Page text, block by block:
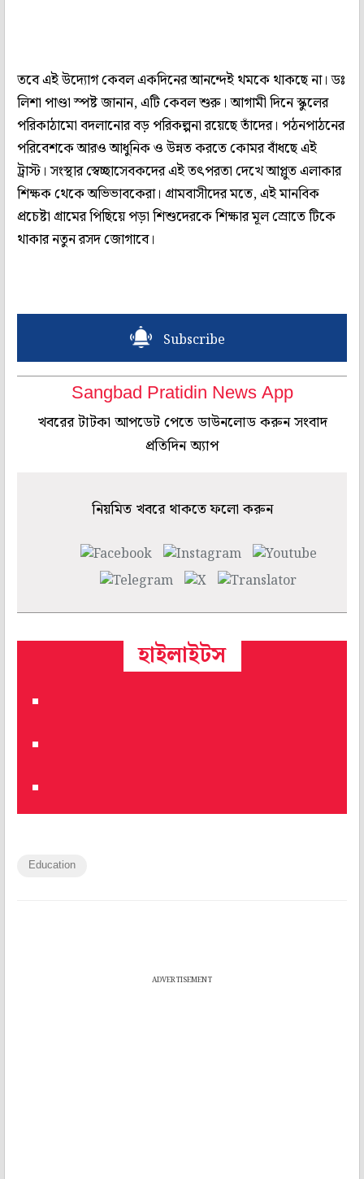
তবে এই উদ্যোগ কেবল একদিনের আনন্দেই থমকে থাকছে না। ডঃ
লিশা পাণ্ডা স্পষ্ট জানান, এটি কেবল শুরু। আগামী দিনে স্কুলের
পরিকাঠামো বদলানোর বড় পরিকল্পনা রয়েছে তাঁদের। পঠনপাঠনের
পরিবেশকে আরও আধুনিক ও উন্নত করতে কোমর বাঁধছে এই
ট্রাস্ট। সংস্থার স্বেচ্ছাসেবকদের এই তৎপরতা দেখে আপ্লুত এলাকার
শিক্ষক থেকে অভিভাবকেরা। গ্রামবাসীদের মতে, এই মানবিক
প্রচেষ্টা গ্রামের পিছিয়ে পড়া শিশুদেরকে শিক্ষার মূল স্রোতে টিকে
থাকার নতুন রসদ জোগাবে।
Subscribe
Sangbad Pratidin News App
খবরের টাটকা আপডেট পেতে ডাউনলোড করুন সংবাদ
প্রতিদিন অ্যাপ
নিয়মিত খবরে থাকতে ফলো করুন
হাইলাইটস
Education
ADVERTISEMENT